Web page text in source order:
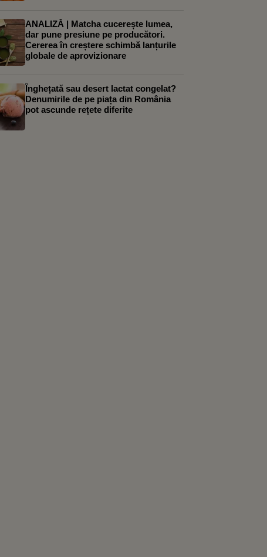
ANALIZĂ | Matcha cucerește lumea,
dar pune presiune pe producători.
Cererea în creștere schimbă lanțurile
globale de aprovizionare
Înghețată sau desert lactat congelat?
Denumirile de pe piața din România
pot ascunde rețete diferite